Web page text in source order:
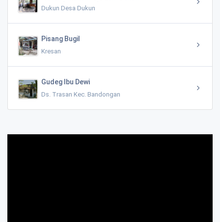
Dukun Desa Dukun
Pisang Bugil
Kresan
Gudeg Ibu Dewi
Ds. Trasan Kec. Bandongan